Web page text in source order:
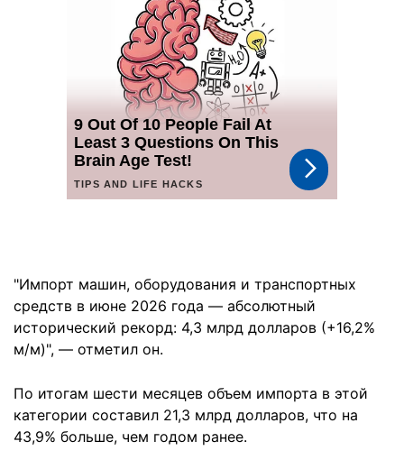
"Импорт машин, оборудования и транспортных
средств в июне 2026 года — абсолютный
исторический рекорд: 4,3 млрд долларов (+16,2%
м/м)", — отметил он.
По итогам шести месяцев объем импорта в этой
категории составил 21,3 млрд долларов, что на
43,9% больше, чем годом ранее.